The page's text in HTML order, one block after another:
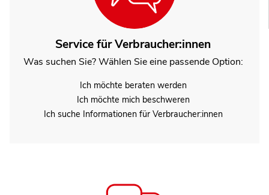
Service für Verbraucher:innen
Was suchen Sie? Wählen Sie eine passende Option:
Ich möchte beraten werden
Ich möchte mich beschweren
Ich suche Informationen für Verbraucher:innen